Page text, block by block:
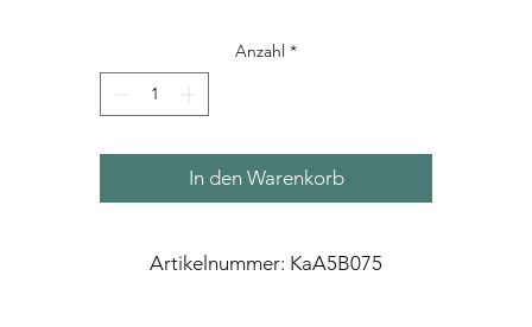
Anzahl *
In den Warenkorb
Artikelnummer: KaA5B075